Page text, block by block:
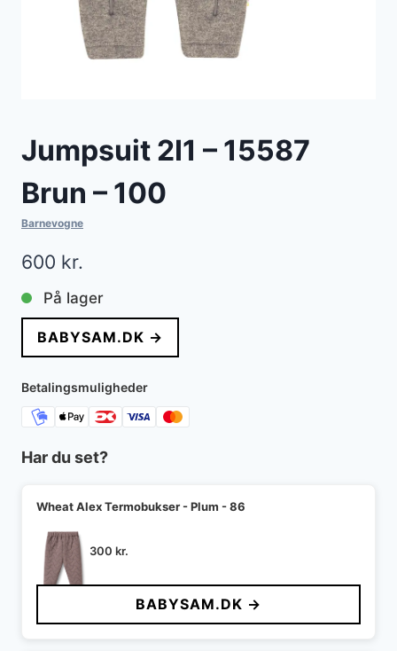
Jumpsuit 2I1 – 15587
Brun – 100
Barnevogne
600 kr.
På lager
BABYSAM.DK →
Betalingsmuligheder
Har du set?
Wheat Alex Termobukser - Plum - 86
300 kr.
BABYSAM.DK →